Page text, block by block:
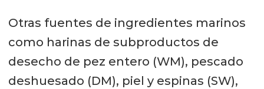
Otras fuentes de ingredientes marinos
como harinas de subproductos de
desecho de pez entero (WM), pescado
deshuesado (DM), piel y espinas (SW),